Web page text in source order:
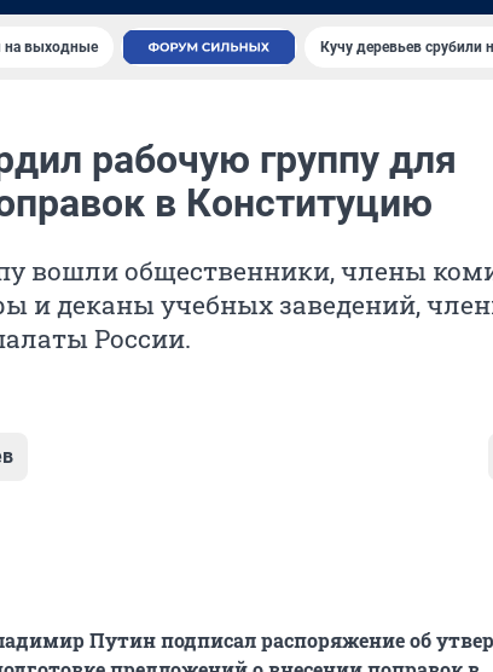
на выходные Кучу деревьев срубили
рабочую группу для
в Конституцию
вошли общественники, члены
и деканы учебных заведений,
России.
Путин подписал распоряжение об